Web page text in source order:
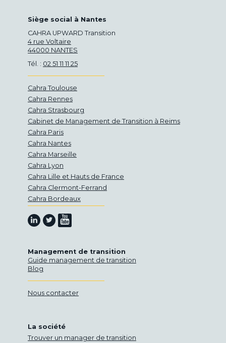
Siège social à Nantes
CAHRA UPWARD Transition
4 rue Voltaire
44000 NANTES
Tél. : 02 51 11 11 25
Cahra Toulouse
Cahra Rennes
Cahra Strasbourg
Cabinet de Management de Transition à Reims
Cahra Paris
Cahra Nantes
Cahra Marseille
Cahra Lyon
Cahra Lille et Hauts de France
Cahra Clermont-Ferrand
Cahra Bordeaux
Retrouvez-nous sur Linkedin
Retrouvez-nous sur Twitter
Retrouvez-nous sur Youtube
Management de transition
Guide management de transition
Blog
Nous contacter
La société
Trouver un manager de transition